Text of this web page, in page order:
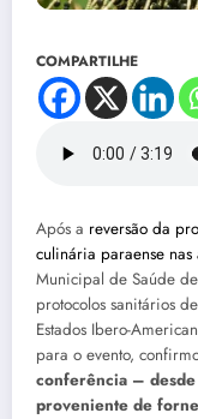
COMPARTILHE
Após a reversão da
culinária paraense
Municipal de Saúde
protocolos sanitários
Estados Ibero-
para o evento,
conferência –
proveniente de